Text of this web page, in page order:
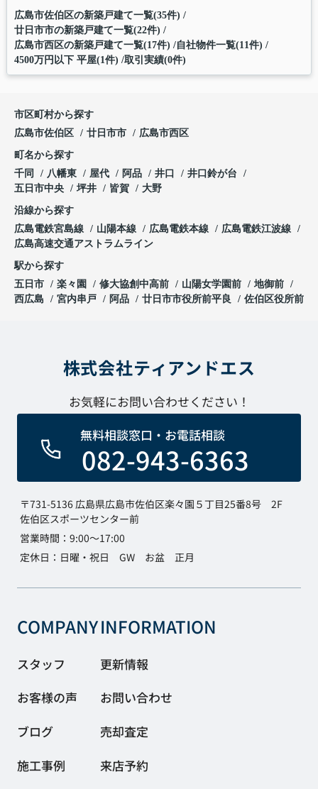
広島市佐伯区の新築戸建て一覧(35件)
廿日市市の新築戸建て一覧(22件)
広島市西区の新築戸建て一覧(17件) 自社物件一覧(11件)
4500万円以下 平屋(1件) 取引実績(0件)
市区町村から探す
広島市佐伯区
廿日市市 広島市西区
町名から探す
千同
八幡東 屋代 阿品 井口
井口鈴が台
五日市中央
坪井 皆賀 大野
沿線から探す
広島電鉄宮島線
山陽本線 広島電鉄本線
広島電鉄江波線
広島高速交通アストラムライン
駅から探す
五日市
楽々園 修大協創中高前 山陽女学園前
地御前
西広島
宮内串戸 阿品 廿日市市役所前平良 佐伯区役所前
株式会社ティアンドエス
お気軽にお問い合わせください！
無料相談窓口・お電話相談
082-943-6363
〒731-5136 広島県広島市佐伯区楽々園５丁目25番8号 2F
佐伯区スポーツセンター前
営業時間：9:00～17:00
定休日：日曜・祝日 GW お盆 正月
COMPANY
スタッフ
お客様の声
ブログ
施工事例
INFORMATION
更新情報
お問い合わせ
売却査定
来店予約